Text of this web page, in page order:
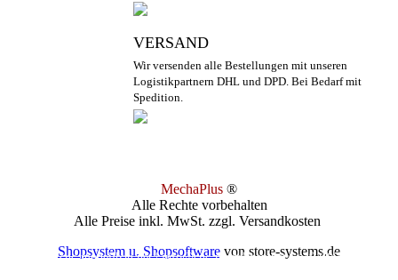
© 2017 cnc-modellbau.net | info@cnc-modellbau.net | +49 (0)7952 9212
VERSAND
Wir versenden alle Bestellungen mit unseren
Logistikpartnern DHL und DPD. Bei Bedarf mit
Spedition.
MechaPlus ®
Alle Rechte vorbehalten
Alle Preise inkl. MwSt. zzgl. Versandkosten
Shopsystem u. Shopsoftware von store-systems.de